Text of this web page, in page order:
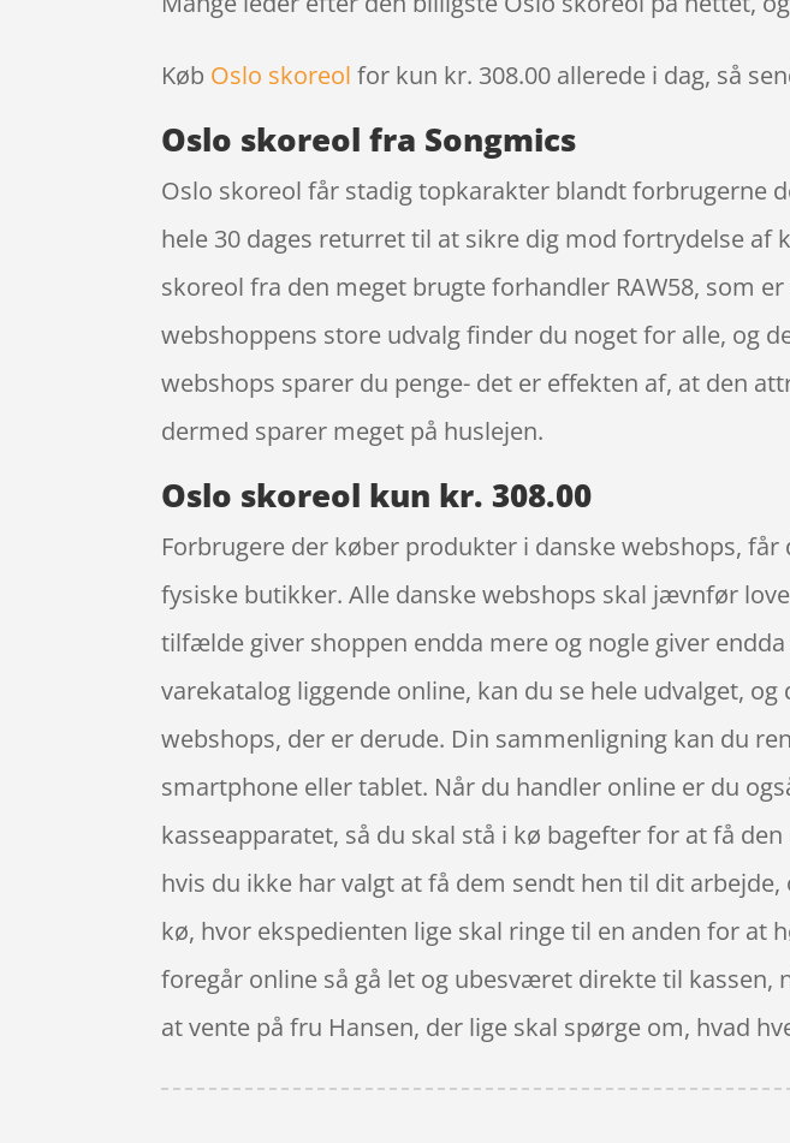
Køb Oslo skoreol for kun kr. 308.00 allerede i dag, så
Oslo skoreol fra Songmics
Oslo skoreol får stadig topkarakter blandt forbrugerne
hele 30 dages returret til at sikre dig mod fortrydelse af
skoreol fra den meget brugte forhandler RAW58, som
webshoppens store udvalg finder du noget for alle, og
webshops sparer du penge- det er effekten af, at den
dermed sparer meget på huslejen.
Oslo skoreol kun kr. 308.00
Forbrugere der køber produkter i danske webshops,
fysiske butikker. Alle danske webshops skal jævnfør
tilfælde giver shoppen endda mere og nogle giver
varekatalog liggende online, kan du se hele udvalget,
webshops, der er derude. Din sammenligning kan du
smartphone eller tablet. Når du handler online er du
kasseapparatet, så du skal stå i kø bagefter for at få
hvis du ikke har valgt at få dem sendt hen til dit
kø, hvor ekspedienten lige skal ringe til en anden for at
foregår online så gå let og ubesværet direkte til
at vente på fru Hansen, der lige skal spørge om, hvad